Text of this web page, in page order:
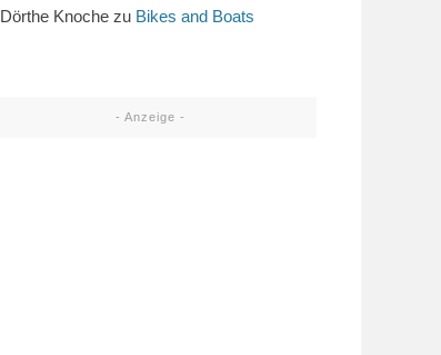
Dörthe Knoche zu Bikes and Boats
- Anzeige -